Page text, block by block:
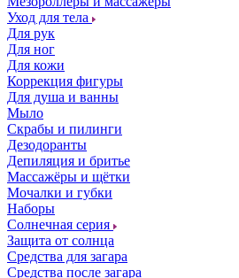
Уход для тела
Для рук
Для ног
Для кожи
Коррекция фигуры
Для душа и ванны
Мыло
Скрабы и пилинги
Дезодоранты
Депиляция и бритье
Массажёры и щётки
Мочалки и губки
Наборы
Солнечная серия
Защита от солнца
Средства для загара
Средства после загара